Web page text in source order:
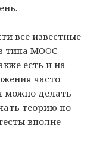
все известные
MOOC
есть и на
часто
можно делать
теорию по
вполне